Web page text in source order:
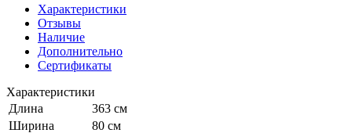
Характеристики
Отзывы
Наличие
Дополнительно
Сертификаты
Характеристики
Длина
363 см
Ширина
80 см